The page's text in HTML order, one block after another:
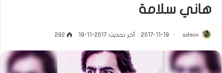
هاني سلامة
admin
2017-11-19 آخر تحديث: 2017-11-19 292